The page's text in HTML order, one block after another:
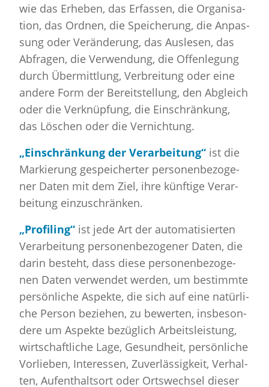
wie das Er­he­ben, das Er­fas­sen, die Or­ga­ni­sa­
ti­on, das Ord­nen, die Spei­che­rung, die An­pas­
sung oder Ver­än­de­rung, das Aus­le­sen, das
Ab­fra­gen, die Ver­wen­dung, die Of­fen­le­gung
durch Über­mitt­lung, Ver­brei­tung oder eine
an­de­re Form der Be­reit­stel­lung, den Ab­gleich
oder die Ver­knüp­fung, die Ein­schrän­kung,
das Lö­schen oder die Ver­nich­tung.
„Ein­schrän­kung der Ver­ar­bei­tung“ ist die
Mar­kie­rung ge­spei­cher­ter per­so­nen­be­zo­ge­
ner Daten mit dem Ziel, ihre künf­ti­ge Ver­ar­
bei­tung ein­zu­schrän­ken.
„Pro­filing“ ist jede Art der au­to­ma­ti­sier­ten
Ver­ar­bei­tung per­so­nen­be­zo­ge­ner Daten, die
darin be­steht, dass diese per­so­nen­be­zo­ge­
nen Daten ver­wen­det wer­den, um be­stimm­te
per­sön­li­che As­pek­te, die sich auf eine na­tür­li­
che Per­son be­zie­hen, zu be­wer­ten, ins­be­son­
de­re um As­pek­te be­züg­lich Ar­beits­leis­tung,
wirt­schaft­li­che Lage, Ge­sund­heit, per­sön­li­che
Vor­lie­ben, In­ter­es­sen, Zu­ver­läs­sig­keit, Ver­hal­
ten, Auf­ent­halts­ort oder Orts­wech­sel die­ser